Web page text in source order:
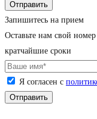
Запишитесь на прием
Оставьте нам свой
кратчайшие сроки
Я согласен с